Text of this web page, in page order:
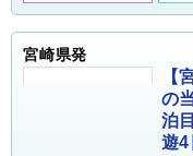
宮崎県発
【
の
泊
遊4